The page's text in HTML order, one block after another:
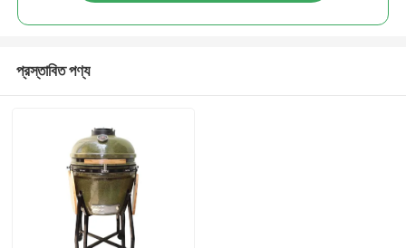
প্রস্তাবিত পণ্য